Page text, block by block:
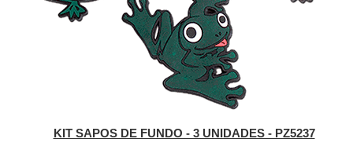
KIT SAPOS DE FUNDO - 3 UNIDADES - PZ5237